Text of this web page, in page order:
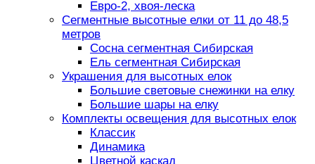
Евро-2, хвоя-леска
Сегментные высотные елки от 11 до 48,5
метров
Сосна сегментная Сибирская
Ель сегментная Сибирская
Украшения для высотных елок
Большие световые снежинки на елку
Большие шары на елку
Комплекты освещения для высотных елок
Классик
Динамика
Цветной каскад